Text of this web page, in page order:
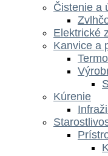
Čistenie a
Elektrické
Kanvice a
Kúrenie